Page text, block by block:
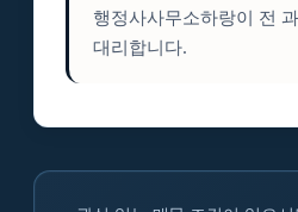
행정사사무소하랑이 전
대리합니다.